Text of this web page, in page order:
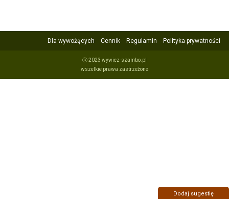
Dla wywożących Cennik Regulamin Polityka prywatności
ⓒ 2023 wywiez-szambo.pl
wszelkie prawa zastrzeżone
Dodaj sugestię